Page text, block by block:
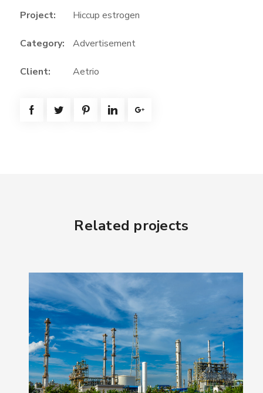
Project: Hiccup estrogen
Category: Advertisement
Client: Aetrio
Related projects